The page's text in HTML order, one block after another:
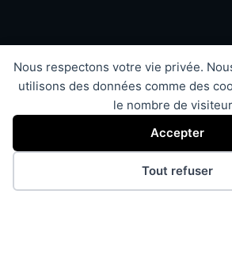
Nous respectons votre vie privée.
utilisons des données comme des
le nombre de
Accepter
Tout refuser